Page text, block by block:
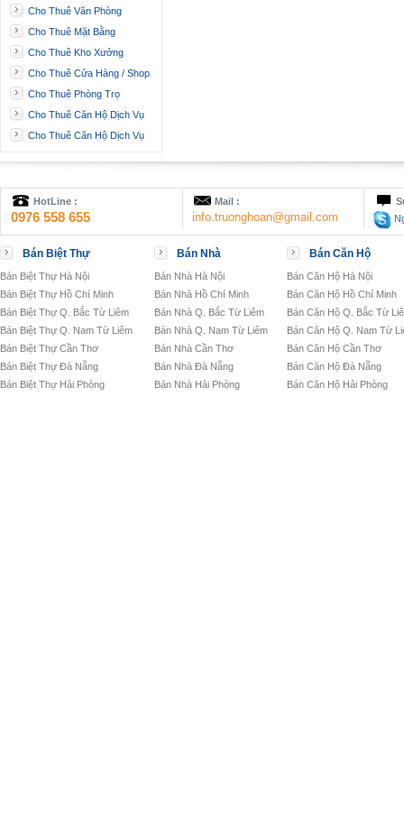
Cho Thuê Văn Phòng
Cho Thuê Mặt Bằng
Cho Thuê Kho Xưởng
Cho Thuê Cửa Hàng / Shop
Cho Thuê Phòng Trọ
Cho Thuê Căn Hộ Dịch Vụ
Cho Thuê Căn Hộ Dịch Vụ
HotLine :
0976 558 655
Mail :
info.truonghoan@gmail.com
Bán Biệt Thự
Bán Biệt Thự Hà Nội
Bán Biệt Thự Hồ Chí Minh
Bán Biệt Thự Q. Bắc Từ Liêm
Bán Biệt Thự Q. Nam Từ Liêm
Bán Biệt Thự Cần Thơ
Bán Biệt Thự Đà Nẵng
Bán Biệt Thự Hải Phòng
Bán Nhà
Bán Nhà Hà Nội
Bán Nhà Hồ Chí Minh
Bán Nhà Q. Bắc Từ Liêm
Bán Nhà Q. Nam Từ Liêm
Bán Nhà Cần Thơ
Bán Nhà Đà Nẵng
Bán Nhà Hải Phòng
Bán Căn Hộ
Bán Căn Hộ Hà Nội
Bán Căn Hộ Hồ Chí Minh
Bán Căn Hộ Q. Bắc Từ
Bán Căn Hộ Q. Nam Từ
Bán Căn Hộ Cần Thơ
Bán Căn Hộ Đà Nẵng
Bán Căn Hộ Hải Phòng